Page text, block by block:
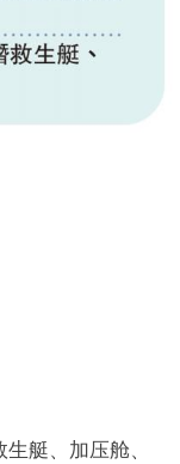
艇、加压舱、